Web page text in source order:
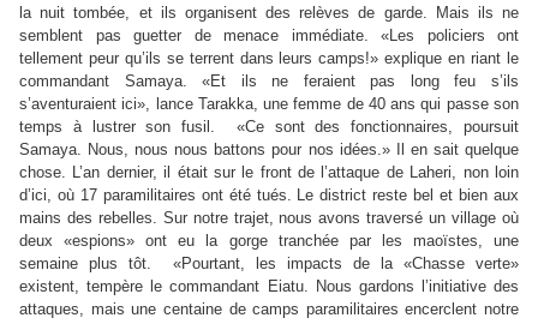
la nuit tombée, et ils organisent des relèves de garde. Mais ils ne
semblent pas guetter de menace immédiate. «Les policiers ont
tellement peur qu’ils se terrent dans leurs camps!» explique en riant le
commandant Samaya. «Et ils ne feraient pas long feu s’ils
s’aventuraient ici», lance Tarakka, une femme de 40 ans qui passe son
temps à lustrer son fusil. «Ce sont des fonctionnaires, poursuit
Samaya. Nous, nous nous battons pour nos idées.» Il en sait quelque
chose. L’an dernier, il était sur le front de l’attaque de Laheri, non loin
d’ici, où 17 paramilitaires ont été tués. Le district reste bel et bien aux
mains des rebelles. Sur notre trajet, nous avons traversé un village où
deux «espions» ont eu la gorge tranchée par les maoïstes, une
semaine plus tôt. «Pourtant, les impacts de la «Chasse verte»
existent, tempère le commandant Eiatu. Nous gardons l’initiative des
attaques, mais une centaine de camps paramilitaires encerclent notre